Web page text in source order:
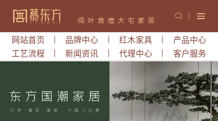
网站首页 品牌中心 红木家具
产品中心
工艺流程
新闻资讯 代理中心 客户服务